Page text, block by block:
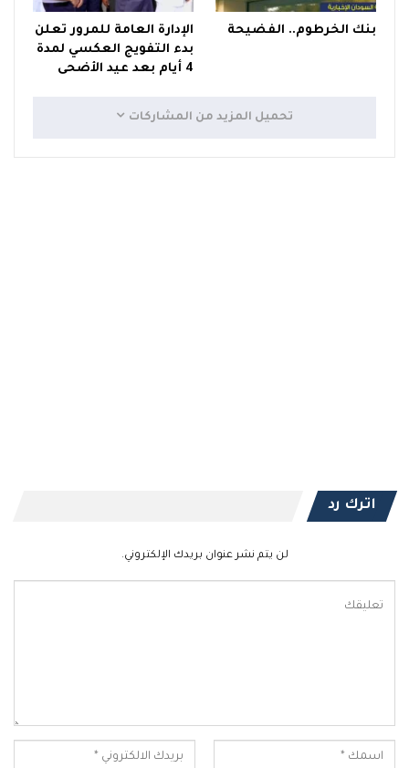
بنك الخرطوم.. الفضيحة
الإدارة العامة للمرور تعلن
بدء التفويج العكسي لمدة
4 أيام بعد عيد الأضحى
تحميل المزيد من المشاركات
اترك رد
لن يتم نشر عنوان بريدك الإلكتروني.